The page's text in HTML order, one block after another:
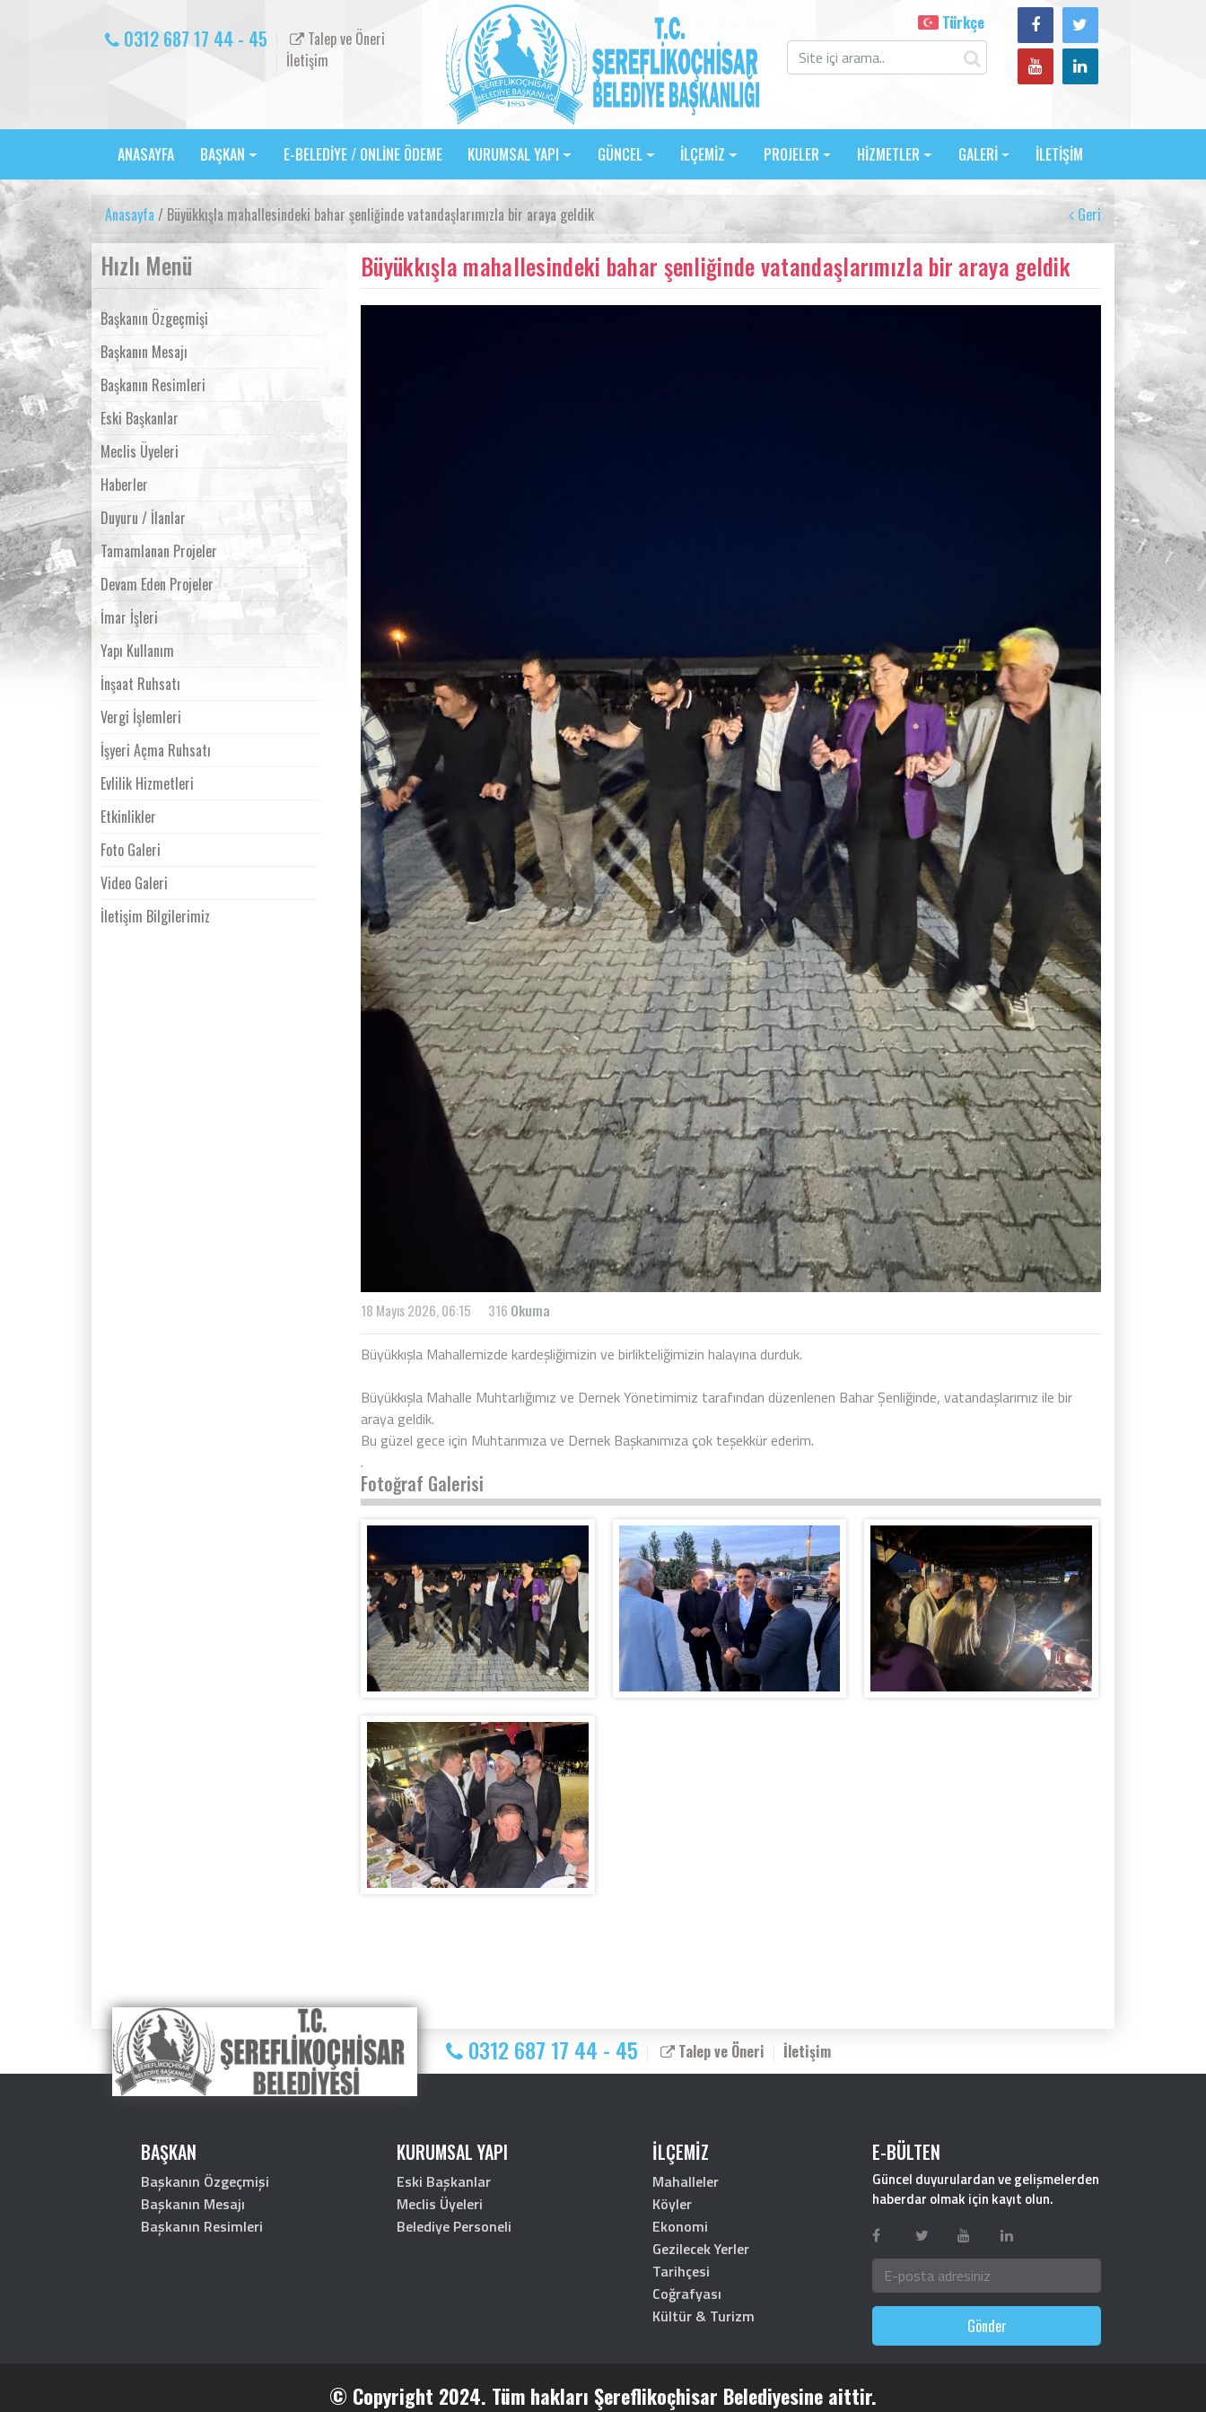
0312 687 17 44 - 45
Talep ve Öneri
İletişim
Türkçe
ANASAYFA BAŞKAN E-BELEDİYE / ONLİNE ÖDEME KURUMSAL YAPI GÜNCEL İLÇEMİZ PROJELER HİZMETLER GALERİ İLETİŞİM
Anasayfa / Büyükkışla mahallesindeki bahar şenliğinde vatandaşlarımızla bir araya geldik Geri
Hızlı Menü
Başkanın Özgeçmişi
Başkanın Mesajı
Başkanın Resimleri
Eski Başkanlar
Meclis Üyeleri
Haberler
Duyuru / İlanlar
Tamamlanan Projeler
Devam Eden Projeler
İmar İşleri
Yapı Kullanım
İnşaat Ruhsatı
Vergi İşlemleri
İşyeri Açma Ruhsatı
Evlilik Hizmetleri
Etkinlikler
Foto Galeri
Video Galeri
İletişim Bilgilerimiz
Büyükkışla mahallesindeki bahar şenliğinde vatandaşlarımızla bir araya geldik
18 Mayıs 2026, 06:15 316 Okuma
Büyükkışla Mahallemizde kardeşliğimizin ve birlikteliğimizin halayına durduk.
Büyükkışla Mahalle Muhtarlığımız ve Dernek Yönetimimiz tarafından düzenlenen Bahar Şenliğinde, vatandaşlarımız ile bir
araya geldik.
Bu güzel gece için Muhtarımıza ve Dernek Başkanımıza çok teşekkür ederim.
.
Fotoğraf Galerisi
0312 687 17 44 - 45 Talep ve Öneri İletişim
BAŞKAN
Başkanın Özgeçmişi
Başkanın Mesajı
Başkanın Resimleri
KURUMSAL YAPI
Eski Başkanlar
Meclis Üyeleri
Belediye Personeli
İLÇEMİZ
Mahalleler
Köyler
Ekonomi
Gezilecek Yerler
Tarihçesi
Coğrafyası
Kültür & Turizm
E-BÜLTEN
Güncel duyurulardan ve gelişmelerden
haberdar olmak için kayıt olun.
Gönder
© Copyright 2024. Tüm hakları Şereflikoçhisar Belediyesine aittir.